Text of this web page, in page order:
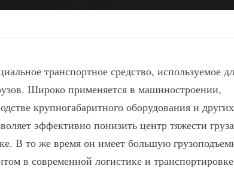
транспортное средство, используемое
Широко применяется в машиностроении,
крупногабаритного оборудования и других
эффективно понизить центр тяжести
В то же время он имеет большую
в современной логистике и